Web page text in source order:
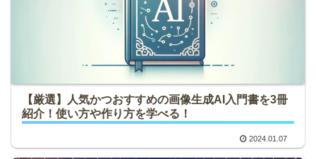
【厳選】人気かつおすすめの画像生成AI入門書を3冊
紹介！使い方や作り方を学べる！
2024.01.07